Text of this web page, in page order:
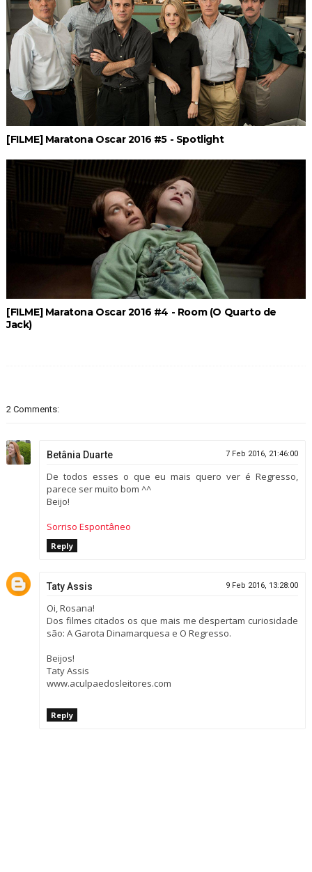
[FILME] Maratona Oscar 2016 #5 - Spotlight
[FILME] Maratona Oscar 2016 #4 - Room (O Quarto de
Jack)
2 Comments:
Betânia Duarte 7 Feb 2016, 21:46:00
De todos esses o que eu mais quero ver é Regresso,
parece ser muito bom ^^
Beijo!
Sorriso Espontâneo
Reply
Taty Assis 9 Feb 2016, 13:28:00
Oi, Rosana!
Dos filmes citados os que mais me despertam curiosidade
são: A Garota Dinamarquesa e O Regresso.
Beijos!
Taty Assis
www.aculpaedosleitores.com
Reply